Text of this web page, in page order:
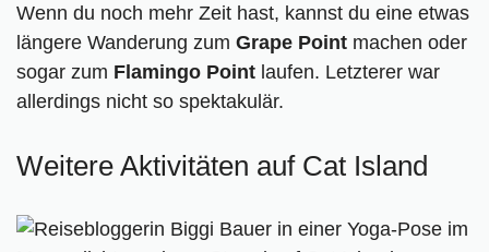
Wenn du noch mehr Zeit hast, kannst du eine etwas
längere Wanderung zum Grape Point machen oder
sogar zum Flamingo Point laufen. Letzterer war
allerdings nicht so spektakulär.
Weitere Aktivitäten auf Cat Island